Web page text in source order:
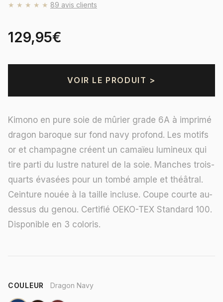
★★★★★ 89 avis clients
129,95€
VOIR LE PRODUIT >
Kimono en pure soie de mûrier grade 6A à imprimé
dragon baroque sur fond navy profond. Les motifs
or et champagne créent un camaïeu lumineux qui
tire parti du lustre naturel de la soie. Manches trois-
quarts évasées pour un tombé ample et théâtral.
Ceinture nouée à la taille incluse. Coupe courte au-
dessus du genou. Certifié OEKO-TEX Standard 100.
Disponible en 3 coloris.
COULEUR Dragon Navy